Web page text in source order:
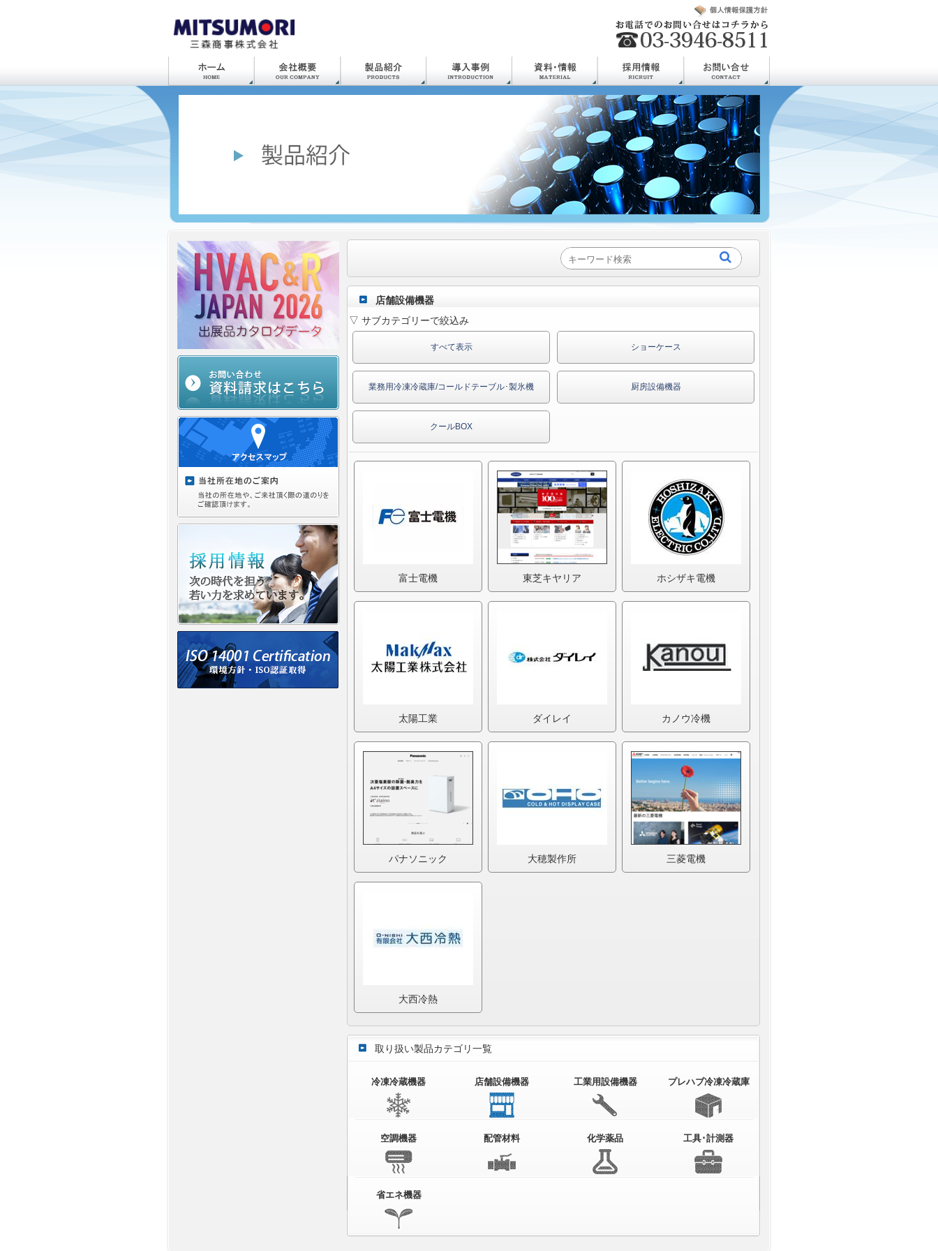
店舗設備機器
▽ サブカテゴリーで絞込み
すべて表示 ショーケース
業務用冷凍冷蔵庫/コールドテーブル･製氷機 厨房設備機器
クールBOX
富士電機 東芝キヤリア ホシザキ電機
太陽工業 ダイレイ カノウ冷機
パナソニック 大穂製作所 三菱電機
大西冷熱
取り扱い製品カテゴリ一覧
冷凍冷蔵機器 店舗設備機器 工業用設備機器 プレハブ冷凍冷蔵庫
空調機器 配管材料 化学薬品 工具･計測器
省エネ機器